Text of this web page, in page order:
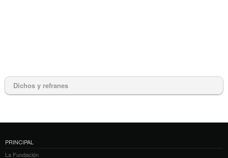
Dichos y refranes
PRINCIPAL
La Fundación